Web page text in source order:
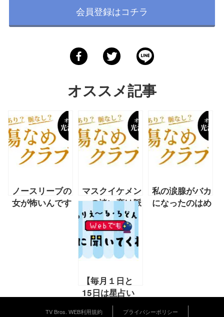
会員登録はコチラ
オススメ記事
ノースリーブの
女が怖いんです
マスクイケメン
への淡い恋は脈
あり？ 脈な
し？【光浦靖子
連載】
私の涙腺がバカ
になったのはめ
【毎月１日と
15日は星占い
の日！】1／15
TV Bros. WEB利用規約 プライバシーポリシー